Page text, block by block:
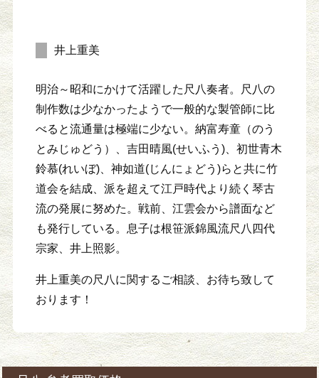
井上重美
明治～昭和にかけて活躍した尺八奏者。尺八の
制作数は少なかったようで一般的な製管師に比
べると流通量は極端に少ない。納富寿童（のう
とみじゅどう）、吉田晴風(せいふう)、初世青木
鈴慕(れいぼ)、神如道(じんにょどう)らと共に竹
道会を結成、派を超えて江戸時代より続く琴古
流の発展に努めた。戦前、江雲会から譜面など
も発行している。息子は根笹派錦風流尺八四代
宗家、井上照影。
井上重美の尺八に関するご相談、お待ち致して
おります！